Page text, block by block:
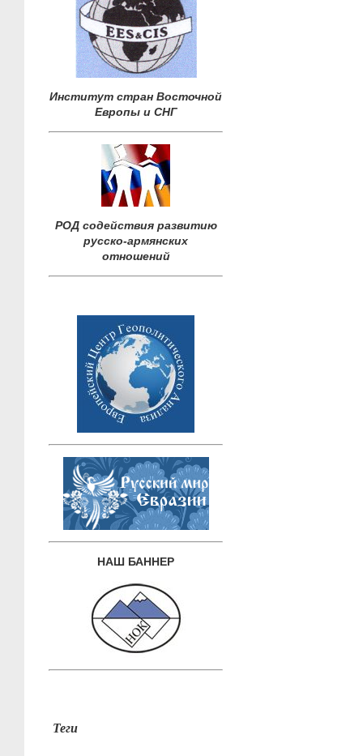
Институт стран Восточной
Европы и СНГ
РОД содействия развитию
русско-армянских
отношений
НАШ БАННЕР
Теги